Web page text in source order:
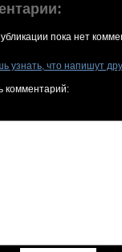
пока нет
узнать, что напишут
комментарий: